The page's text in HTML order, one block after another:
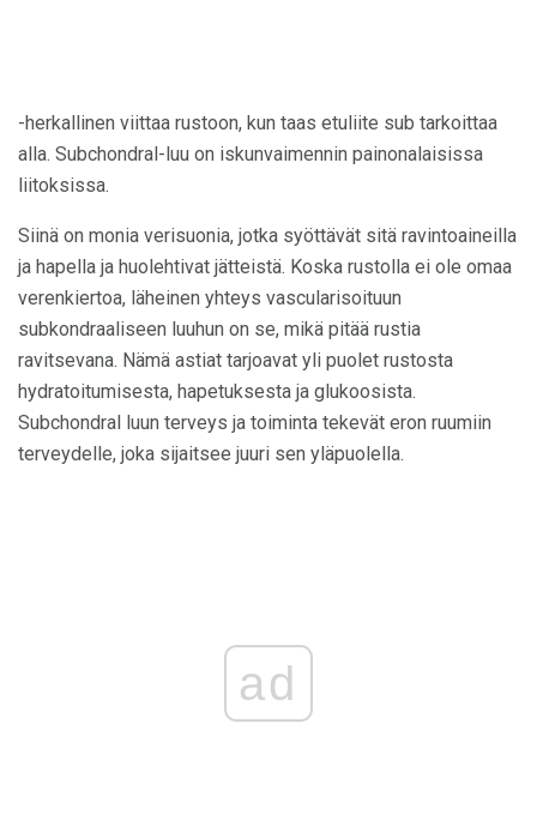
-herkallinen viittaa rustoon, kun taas etuliite sub tarkoittaa
alla. Subchondral-luu on iskunvaimennin painonalaisissa
liitoksissa.
Siinä on monia verisuonia, jotka syöttävät sitä ravintoaineilla
ja hapella ja huolehtivat jätteistä. Koska rustolla ei ole omaa
verenkiertoa, läheinen yhteys vascularisoituun
subkondraaliseen luuhun on se, mikä pitää rustia
ravitsevana. Nämä astiat tarjoavat yli puolet rustosta
hydratoitumisesta, hapetuksesta ja glukoosista.
Subchondral luun terveys ja toiminta tekevät eron ruumiin
terveydelle, joka sijaitsee juuri sen yläpuolella.
ad